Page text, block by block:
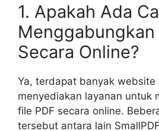
1. Apakah Ada
Menggabungkan
Secara Online?
Ya, terdapat banyak website
menyediakan layanan untuk
file PDF secara online.
tersebut antara lain